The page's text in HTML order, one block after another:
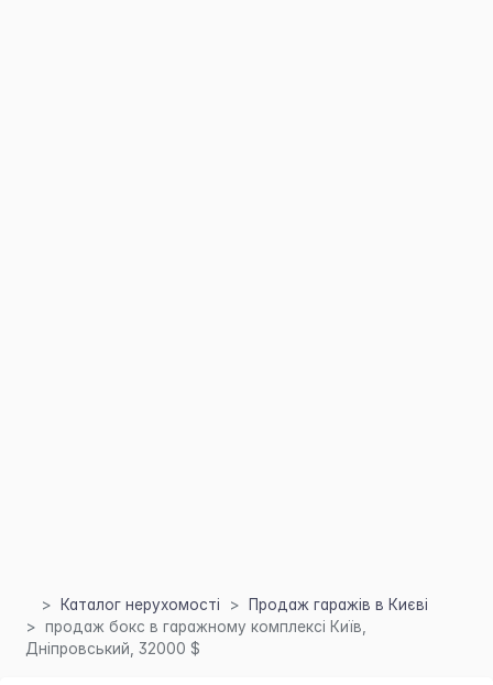
Каталог нерухомості
Продаж гаражів в Києві
продаж бокс в гаражному комплексі Київ,
Дніпровський, 32000 $